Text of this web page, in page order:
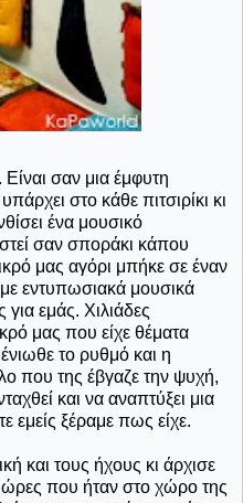
σαν μια έμφυτη
στο κάθε πιτσιρίκι κι
ένα μουσικό
σαν σποράκι κάπου
μας αγόρι μπήκε σε έναν
εντυπωσιακά μουσικά
για εμάς. Χιλιάδες
μας που είχε θέματα
το ρυθμό και η
που της έβγαζε την ψυχή,
και να αναπτύξει μια
εμείς ξέραμε πως είχε.
και τους ήχους κι άρχισε
ώρες που ήταν στο χώρο της